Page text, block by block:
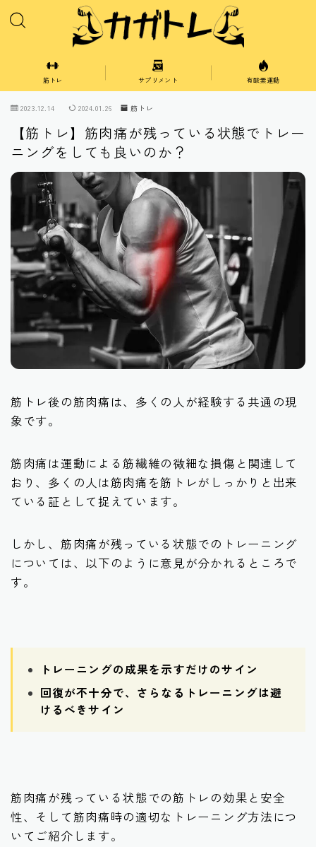
肩
腹
背中
筋トレ
サプリメント
筋トレ サプリメント 有酸素運動
2023.12.14 2024.01.26 筋トレ
【筋トレ】筋肉痛が残っている状態でトレー
ニングをしても良いのか？
筋トレ後の筋肉痛は、多くの人が経験する共通の現
象です。
筋肉痛は運動による筋繊維の微細な損傷と関連して
おり、多くの人は筋肉痛を筋トレがしっかりと出来
ている証として捉えています。
しかし、筋肉痛が残っている状態でのトレーニング
については、以下のように意見が分かれるところで
す。
トレーニングの成果を示すだけのサイン
回復が不十分で、さらなるトレーニングは避
けるべきサイン
筋肉痛が残っている状態での筋トレの効果と安全
性、そして筋肉痛時の適切なトレーニング方法につ
いてご紹介します。